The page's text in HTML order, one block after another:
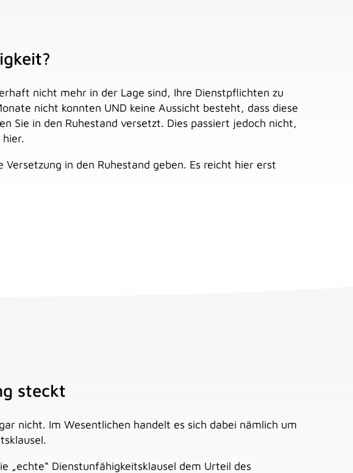
nicht mehr in der Lage sind, Ihre Dienstpflichten zu
nicht konnten UND keine Aussicht besteht, dass diese
Sie in den Ruhestand versetzt. Dies passiert jedoch nicht,
in den Ruhestand geben. Es reicht hier erst
steckt
nicht. Im Wesentlichen handelt es sich dabei nämlich um
„echte“ Dienstunfähigkeitsklausel dem Urteil des